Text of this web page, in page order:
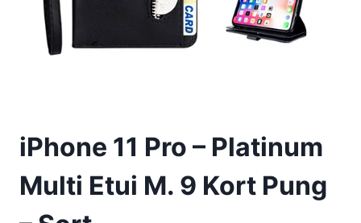
iPhone 11 Pro – Platinum
Multi Etui M. 9 Kort Pung